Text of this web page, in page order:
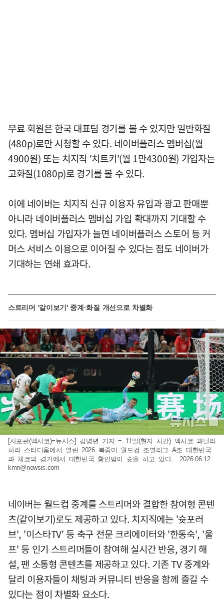
무료 회원은 한국 대표팀 경기를 볼 수 있지만 일반화질
(480p)로만 시청할 수 있다. 네이버플러스 멤버십(월
4900원) 또는 치지직 '치트키'(월 1만4300원) 가입자는
고화질(1080p)로 경기를 볼 수 있다.
이에 네이버는 치지직 신규 이용자 유입과 광고 판매뿐
아니라 네이버플러스 멤버십 가입 확대까지 기대할 수
있다. 멤버십 가입자가 늘면 네이버플러스 스토어 등 커
머스 서비스 이용으로 이어질 수 있다는 점도 네이버가
기대하는 연쇄 효과다.
스트리머 '같이보기' 중계·화질 개선으로 차별화
[사포판(멕시코)=뉴시스] 김명년 기자 = 11일(현지 시간) 멕시코 과달라
하라 스타디움에서 열린 2026 북중미 월드컵 조별리그 A조 대한민국
과 체코의 경기에서 대한민국 황인범이 슛을 하고 있다. 2026.06.12.
kmn@newsis.com
네이버는 월드컵 중계를 스트리머와 결합한 참여형 콘텐
츠(같이보기)로도 제공하고 있다. 치지직에는 '슛포러
브', '이스타TV' 등 축구 전문 크리에이터와 '한동숙', '울
프' 등 인기 스트리머들이 참여해 실시간 반응, 경기 해
설, 팬 소통형 콘텐츠를 제공하고 있다. 기존 TV 중계와
달리 이용자들이 채팅과 커뮤니티 반응을 함께 즐길 수
있다는 점이 차별화 요소다.